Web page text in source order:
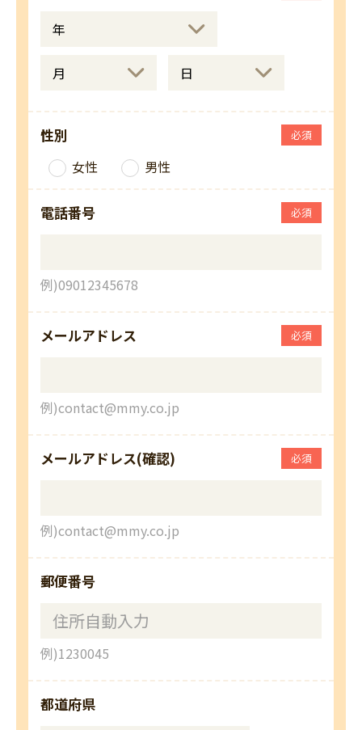
性別 必須
女性 男性
電話番号 必須
例)09012345678
メールアドレス 必須
例)contact@mmy.co.jp
メールアドレス(確認) 必須
例)contact@mmy.co.jp
郵便番号
例)1230045
都道府県